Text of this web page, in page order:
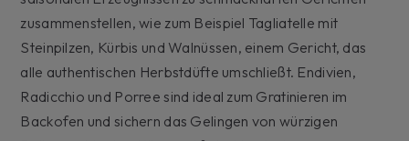
zusammenstellen, wie zum Beispiel Tagliatelle mit
Steinpilzen, Kürbis und Walnüssen, einem Gericht, das
alle authentischen Herbstdüfte umschließt. Endivien,
Radicchio und Porree sind ideal zum Gratinieren im
Backofen und sichern das Gelingen von würzigen